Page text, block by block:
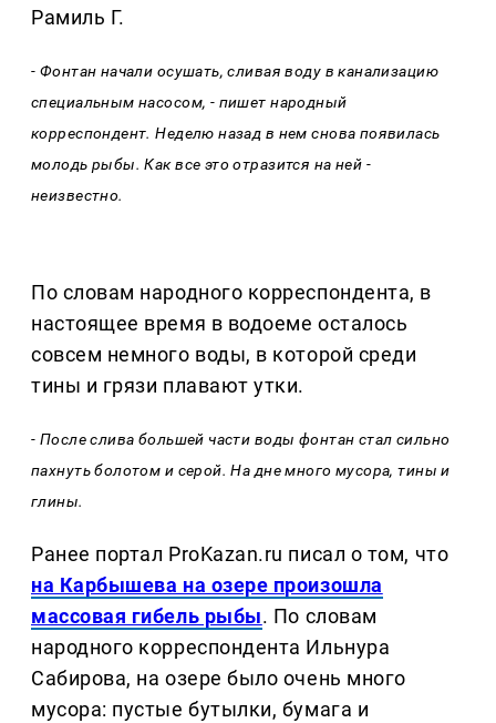
Рамиль Г.
- Фонтан начали осушать, сливая воду в канализацию
специальным насосом, - пишет народный
корреспондент. Неделю назад в нем снова появилась
молодь рыбы. Как все это отразится на ней -
неизвестно.
По словам народного корреспондента, в
настоящее время в водоеме осталось
совсем немного воды, в которой среди
тины и грязи плавают утки.
- После слива большей части воды фонтан стал сильно
пахнуть болотом и серой. На дне много мусора, тины и
глины.
Ранее портал ProKazan.ru писал о том, что
на Карбышева на озере произошла
массовая гибель рыбы. По словам
народного корреспондента Ильнура
Сабирова, на озере было очень много
мусора: пустые бутылки, бумага и